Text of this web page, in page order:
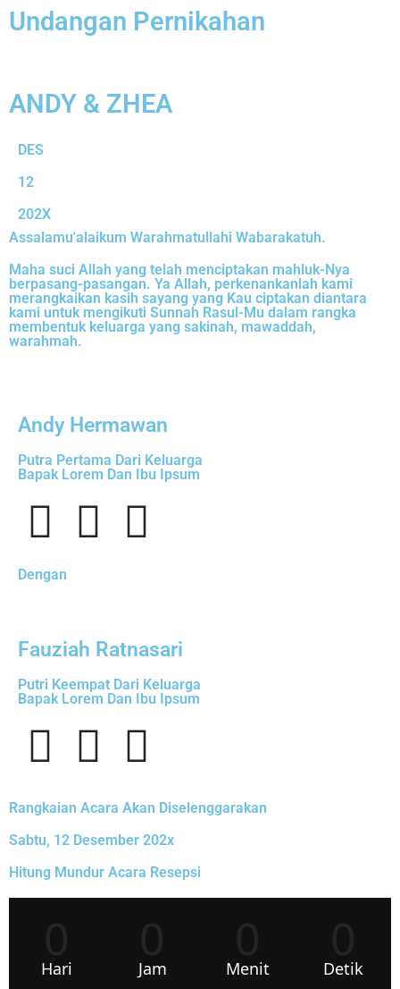
Undangan Pernikahan
ANDY & ZHEA
DES
12
202X
Assalamu'alaikum Warahmatullahi Wabarakatuh.
Maha suci Allah yang telah menciptakan mahluk-Nya
berpasang-pasangan. Ya Allah, perkenankanlah kami
merangkaikan kasih sayang yang Kau ciptakan diantara
kami untuk mengikuti Sunnah Rasul-Mu dalam rangka
membentuk keluarga yang sakinah, mawaddah,
warahmah.
Andy Hermawan
Putra Pertama Dari Keluarga
Bapak Lorem Dan Ibu Ipsum
Dengan
Fauziah Ratnasari
Putri Keempat Dari Keluarga
Bapak Lorem Dan Ibu Ipsum
Rangkaian Acara Akan Diselenggarakan
Sabtu, 12 Desember 202x
Hitung Mundur Acara Resepsi
0
Hari 0
Jam 0
Menit 0
Detik